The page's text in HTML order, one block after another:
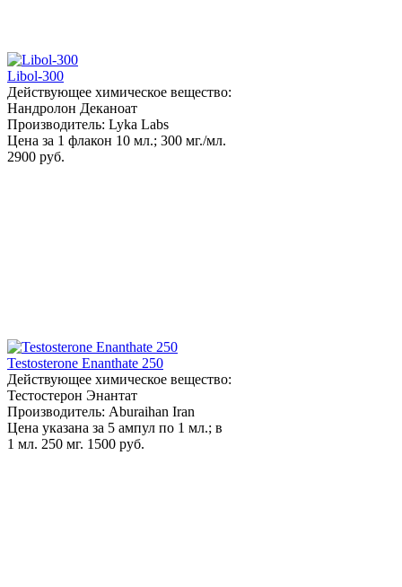
Libol-300
Действующее химическое вещество:
Нандролон Деканоат
Производитель: Lyka Labs
Цена за 1 флакон 10 мл.; 300 мг./мл.
2900 руб.
Testosterone Enanthate 250
Действующее химическое вещество:
Тестостерон Энантат
Производитель: Aburaihan Iran
Цена указана за 5 ампул по 1 мл.; в
1 мл. 250 мг. 1500 руб.